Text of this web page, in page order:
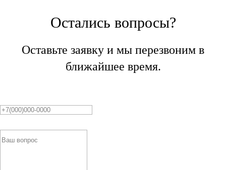
Остались вопросы?
Оставьте заявку и мы перезвоним в
ближайшее время.